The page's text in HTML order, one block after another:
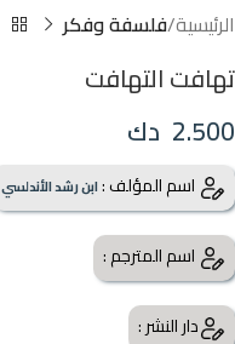
الرئيسية فلسفة وفكر
تهافت التهافت
2.500 دك
اسم المؤلف :ابن رشد الأندلسي
اسم المترجم :
دار النشر :